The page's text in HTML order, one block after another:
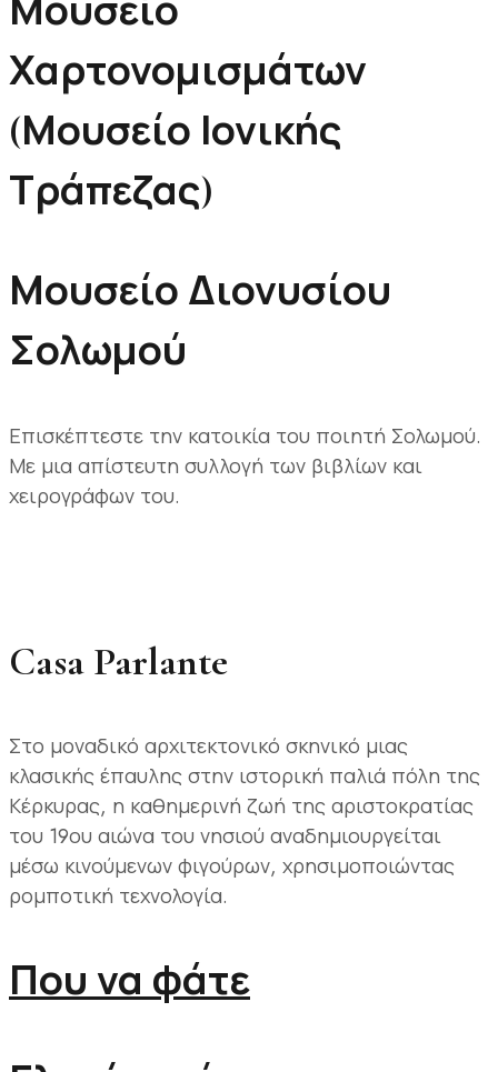
Μουσείο
Χαρτονομισμάτων
(Μουσείο Ιονικής
Τράπεζας)
Μουσείο Διονυσίου
Σολωμού
Επισκέπτεστε την κατοικία του ποιητή Σολωμού.
Με μια απίστευτη συλλογή των βιβλίων και
χειρογράφων του.
Casa Parlante
Στο μοναδικό αρχιτεκτονικό σκηνικό μιας
κλασικής έπαυλης στην ιστορική παλιά πόλη της
Κέρκυρας, η καθημερινή ζωή της αριστοκρατίας
του 19ου αιώνα του νησιού αναδημιουργείται
μέσω κινούμενων φιγούρων, χρησιμοποιώντας
ρομποτική τεχνολογία.
Που να φάτε